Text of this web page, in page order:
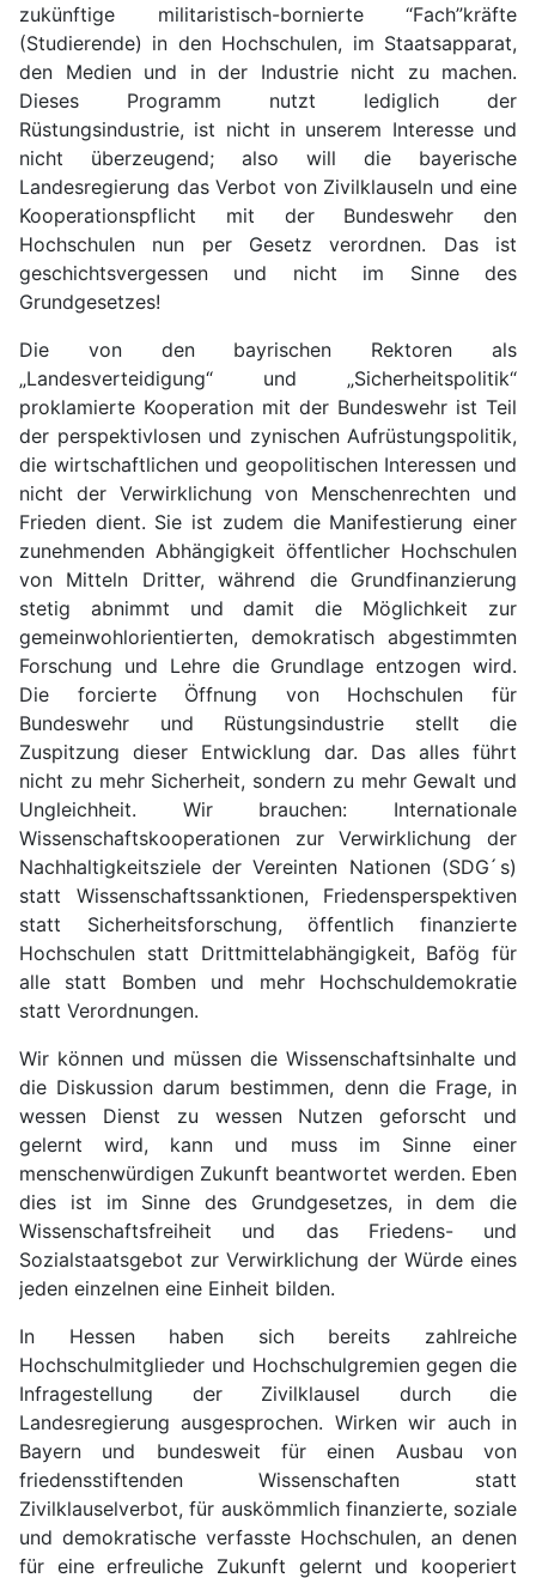
zukünftige militaristisch-bornierte “Fach”kräfte
(Studierende) in den Hochschulen, im Staatsapparat,
den Medien und in der Industrie nicht zu machen.
Dieses Programm nutzt lediglich der
Rüstungsindustrie, ist nicht in unserem Interesse und
nicht überzeugend; also will die bayerische
Landesregierung das Verbot von Zivilklauseln und eine
Kooperationspflicht mit der Bundeswehr den
Hochschulen nun per Gesetz verordnen. Das ist
geschichtsvergessen und nicht im Sinne des
Grundgesetzes!
Die von den bayrischen Rektoren als
„Landesverteidigung“ und „Sicherheitspolitik“
proklamierte Kooperation mit der Bundeswehr ist Teil
der perspektivlosen und zynischen Aufrüstungspolitik,
die wirtschaftlichen und geopolitischen Interessen und
nicht der Verwirklichung von Menschenrechten und
Frieden dient. Sie ist zudem die Manifestierung einer
zunehmenden Abhängigkeit öffentlicher Hochschulen
von Mitteln Dritter, während die Grundfinanzierung
stetig abnimmt und damit die Möglichkeit zur
gemeinwohlorientierten, demokratisch abgestimmten
Forschung und Lehre die Grundlage entzogen wird.
Die forcierte Öffnung von Hochschulen für
Bundeswehr und Rüstungsindustrie stellt die
Zuspitzung dieser Entwicklung dar. Das alles führt
nicht zu mehr Sicherheit, sondern zu mehr Gewalt und
Ungleichheit. Wir brauchen: Internationale
Wissenschaftskooperationen zur Verwirklichung der
Nachhaltigkeitsziele der Vereinten Nationen (SDG ́s)
statt Wissenschaftssanktionen, Friedensperspektiven
statt Sicherheitsforschung, öffentlich finanzierte
Hochschulen statt Drittmittelabhängigkeit, Bafög für
alle statt Bomben und mehr Hochschuldemokratie
statt Verordnungen.
Wir können und müssen die Wissenschaftsinhalte und
die Diskussion darum bestimmen, denn die Frage, in
wessen Dienst zu wessen Nutzen geforscht und
gelernt wird, kann und muss im Sinne einer
menschenwürdigen Zukunft beantwortet werden. Eben
dies ist im Sinne des Grundgesetzes, in dem die
Wissenschaftsfreiheit und das Friedens- und
Sozialstaatsgebot zur Verwirklichung der Würde eines
jeden einzelnen eine Einheit bilden.
In Hessen haben sich bereits zahlreiche
Hochschulmitglieder und Hochschulgremien gegen die
Infragestellung der Zivilklausel durch die
Landesregierung ausgesprochen. Wirken wir auch in
Bayern und bundesweit für einen Ausbau von
friedensstiftenden Wissenschaften statt
Zivilklauselverbot, für auskömmlich finanzierte, soziale
und demokratische verfasste Hochschulen, an denen
für eine erfreuliche Zukunft gelernt und kooperiert